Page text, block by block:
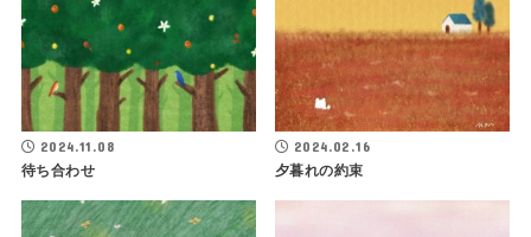
2024.11.08
待ち合わせ
2024.02.16
夕暮れの約束